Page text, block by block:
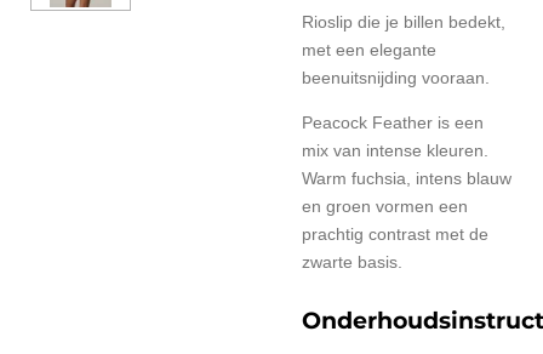
Rioslip die je billen bedekt,
met een elegante
beenuitsnijding vooraan.
Peacock Feather is een
mix van intense kleuren.
Warm fuchsia, intens blauw
en groen vormen een
prachtig contrast met de
zwarte basis.